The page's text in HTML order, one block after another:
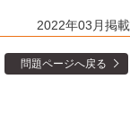
2022年03月掲載
問題ページへ戻る